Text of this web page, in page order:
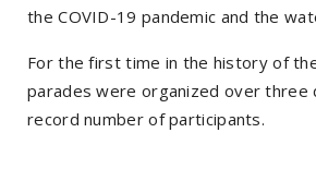
the COVID-19 pandemic and the
For the first time in the history of
parades were organized over three
record number of participants.